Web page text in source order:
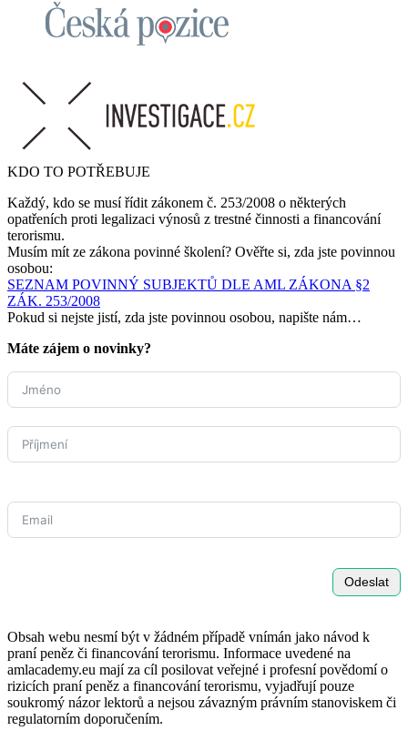
KDO TO POTŘEBUJE
Každý, kdo se musí řídit zákonem č. 253/2008 o některých
opatřeních proti legalizaci výnosů z trestné činnosti a financování
terorismu.
Musím mít ze zákona povinné školení? Ověřte si, zda jste povinnou
osobou:
SEZNAM POVINNÝ SUBJEKTŮ DLE AML ZÁKONA §2
ZÁK. 253/2008
Pokud si nejste jistí, zda jste povinnou osobou, napište nám…
Máte zájem o novinky?
Odeslat
Obsah webu nesmí být v žádném případě vnímán jako návod k
praní peněz či financování terorismu. Informace uvedené na
amlacademy.eu mají za cíl posilovat veřejné i profesní povědomí o
rizicích praní peněz a financování terorismu, vyjadřují pouze
soukromý názor lektorů a nejsou závazným právním stanoviskem či
regulatorním doporučením.